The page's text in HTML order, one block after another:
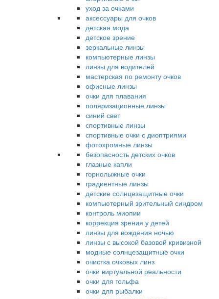
уход за очками
аксессуары для очков
детская мода
детское зрение
зеркальные линзы
компьютерные линзы
линзы для водителей
мастерская по ремонту очков
офисные линзы
очки для плавания
поляризационные линзы
синий свет
спортивные линзы
спортивные очки с диоптриями
фотохромные линзы
безопасность детских очков
глазные капли
горнолыжные очки
градиентные линзы
детские солнцезащитные очки
компьютерный зрительный синдром
контроль миопии
коррекция зрения у детей
линзы для вождения ночью
линзы с высокой базовой кривизной
модные солнцезащитные очки
очистка очковых линз
очки виртуальной реальности
очки для гольфа
очки для рыбалки